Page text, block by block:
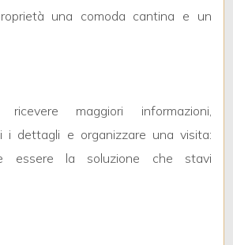
una comoda cantina e un
maggiori informazioni,
i dettagli e organizzare una visita:
essere la soluzione che stavi